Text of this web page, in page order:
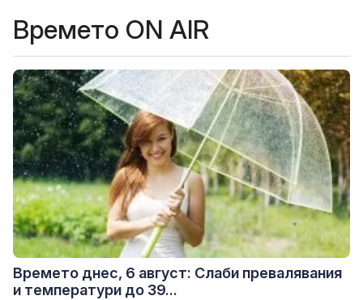
Времето ON AIR
Времето днес, 6 август: Слаби превалявания
и температури до 39...